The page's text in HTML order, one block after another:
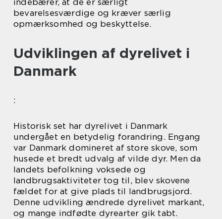
indebærer, at de er særligt
bevarelsesværdige og kræver særlig
opmærksomhed og beskyttelse.
Udviklingen af dyrelivet i
Danmark
:
Historisk set har dyrelivet i Danmark
undergået en betydelig forandring. Engang
var Danmark domineret af store skove, som
husede et bredt udvalg af vilde dyr. Men da
landets befolkning voksede og
landbrugsaktiviteter tog til, blev skovene
fældet for at give plads til landbrugsjord.
Denne udvikling ændrede dyrelivet markant,
og mange indfødte dyrearter gik tabt.